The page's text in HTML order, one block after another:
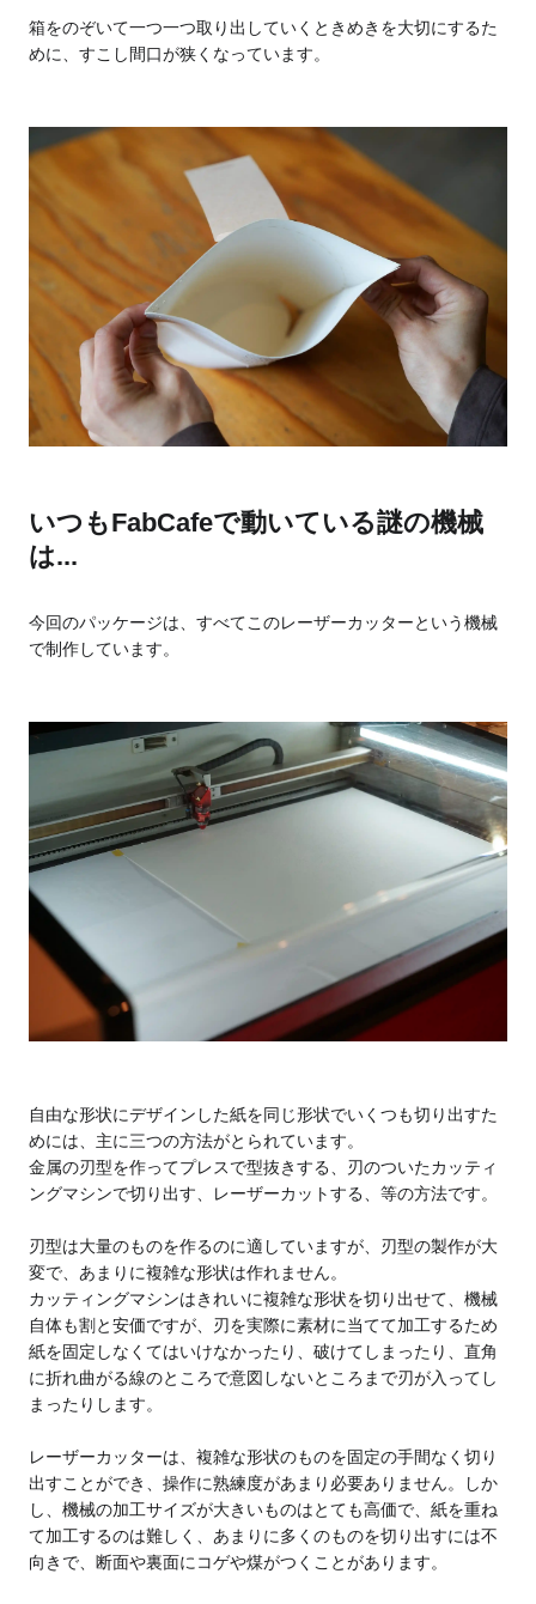
箱をのぞいて一つ一つ取り出していくときめきを大切にするた
めに、すこし間口が狭くなっています。
いつもFabCafeで動いている謎の機械
は...
今回のパッケージは、すべてこのレーザーカッターという機械
で制作しています。
自由な形状にデザインした紙を同じ形状でいくつも切り出すた
めには、主に三つの方法がとられています。
金属の刃型を作ってプレスで型抜きする、刃のついたカッティ
ングマシンで切り出す、レーザーカットする、等の方法です。
刃型は大量のものを作るのに適していますが、刃型の製作が大
変で、あまりに複雑な形状は作れません。
カッティングマシンはきれいに複雑な形状を切り出せて、機械
自体も割と安価ですが、刃を実際に素材に当てて加工するため
紙を固定しなくてはいけなかったり、破けてしまったり、直角
に折れ曲がる線のところで意図しないところまで刃が入ってし
まったりします。
レーザーカッターは、複雑な形状のものを固定の手間なく切り
出すことができ、操作に熟練度があまり必要ありません。しか
し、機械の加工サイズが大きいものはとても高価で、紙を重ね
て加工するのは難しく、あまりに多くのものを切り出すには不
向きで、断面や裏面にコゲや煤がつくことがあります。